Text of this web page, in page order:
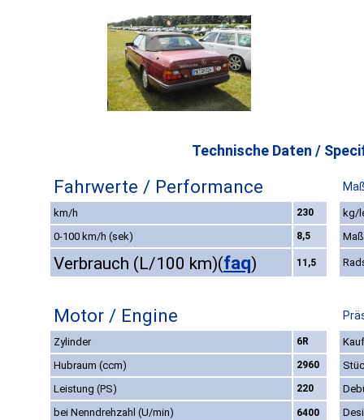
Technische Daten /
Fahrwerte / Performance
km/h 230
kg/
0-100 km/h (sek)
8,5
Verbrauch (L/100 km)(faq) 11,5
Motor / Engine
Zylinder 6R
Hubraum (ccm)
2960
Leistung (PS)
220
bei Nenndrehzahl (U/min)
6400